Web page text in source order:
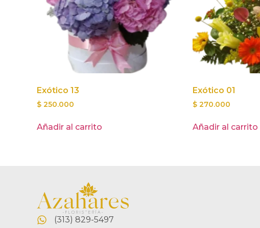
Exótico 13
$ 250.000
Añadir al carrito
Exótico 01
$ 270.000
Añadir al carrito
(313) 829-5497